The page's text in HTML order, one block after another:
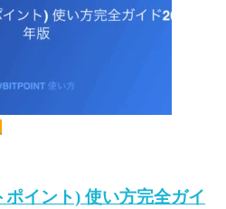
イント) 使い方完全ガイ